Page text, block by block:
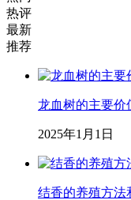
热评
最新
推荐
龙血树的主要价
2025年1月1日
结香的养殖方法